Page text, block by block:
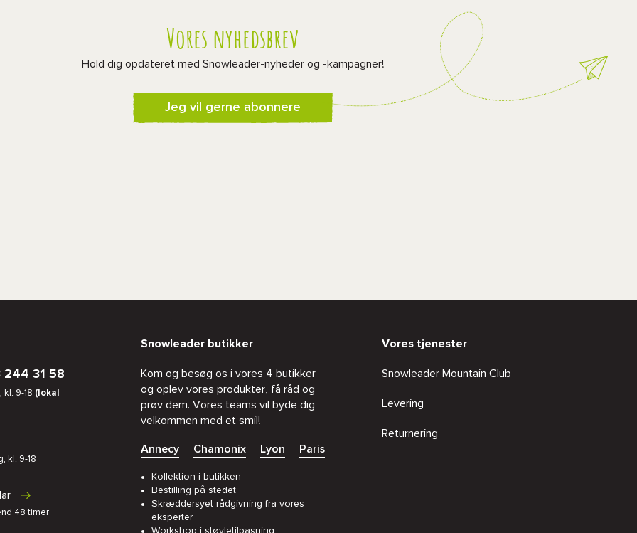
Vores nyhedsbrev
Hold dig opdateret med Snowleader-nyheder og -kampagner!
Jeg vil gerne abonnere
244 31 58
kl. 9-18 (lokal
kl. 9-18
48 timer
Snowleader butikker
Kom og besøg os i vores 4 butikker
og oplev vores produkter, få råd og
prøv dem. Vores teams vil byde dig
velkommen med et smil!
Annecy Chamonix Lyon Paris
Kollektion i butikken
Bestilling på stedet
Skræddersyet rådgivning fra vores
eksperter
Vores tjenester
Snowleader Mountain Club
Levering
Returnering